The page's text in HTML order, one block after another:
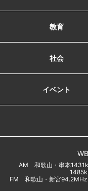
教育
社会
イベント
AM 和歌山・串本
FM 和歌山・新宮